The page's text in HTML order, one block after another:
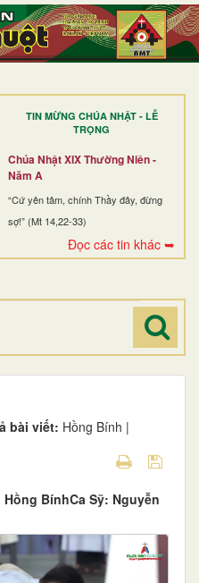
TIN MỪNG CHÚA NHẬT - LỄ
TRỌNG
Chúa Nhật XIX Thường Niên -
Năm A
“Cứ yên tâm, chính Thầy đây, đừng
sợ!” (Mt 14,22-33)
Đọc các tin khác ➥
bài viết: Hồng Bính |
BínhCa Sỹ: Nguyễn